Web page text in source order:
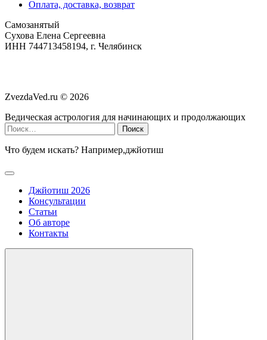
Оплата, доставка, возврат
Самозанятый
‌Сухова Елена Сергеевна
‌ИНН 744713458194, г. Челябинск
ZvezdaVed.ru © 2026
Ведическая астрология для начинающих и продолжающих
Найти:
Что будем искать? Например,джйотиш
Джйотиш 2026
Консультации
Статьи
Об авторе
Контакты